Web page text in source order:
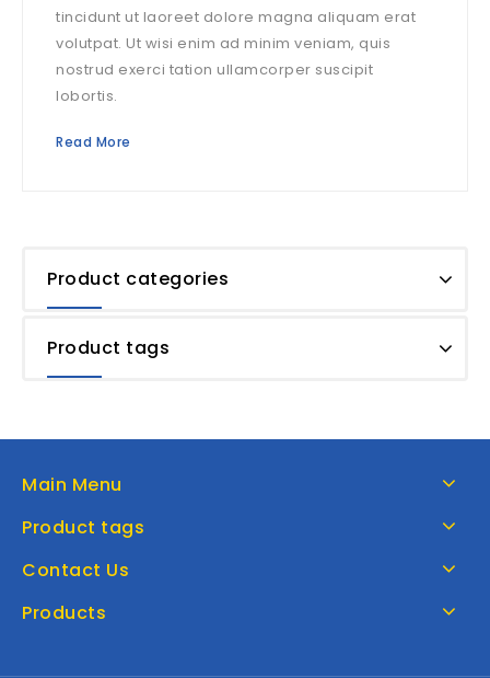
tincidunt ut laoreet dolore magna aliquam erat
volutpat. Ut wisi enim ad minim veniam, quis
nostrud exerci tation ullamcorper suscipit
lobortis.
Read More
Product categories
Product tags
Main Menu
Product tags
Contact Us
Products